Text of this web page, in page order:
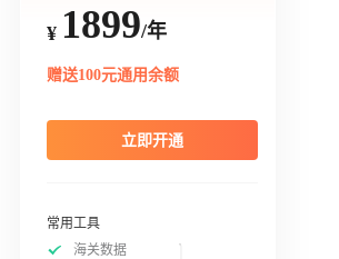
¥ 1899/年
赠送100元通用余额
立即开通
常用工具
海关数据